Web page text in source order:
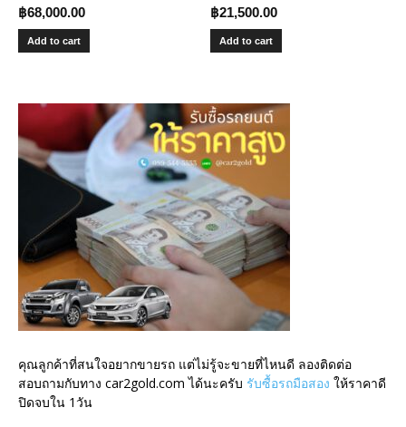
฿68,000.00
Add to cart
฿21,500.00
Add to cart
คุณลูกค้าที่สนใจอยากขายรถ แต่ไม่รู้จะขายที่ไหนดี ลองติดต่อ
สอบถามกับทาง car2gold.com ได้นะครับ รับซื้อรถมือสอง ให้ราคาดี
ปิดจบใน 1วัน